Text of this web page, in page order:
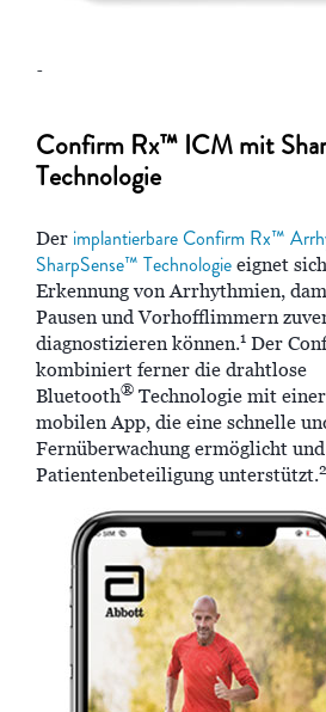
-
Confirm Rx™ ICM mit
Technologie
Der implantierbare Confirm Rx™
SharpSense™ Technologie eignet
Erkennung von Arrhythmien,
Pausen und Vorhofflimmern
diagnostizieren können.1 Der
kombiniert ferner die drahtlose
Bluetooth® Technologie mit
mobilen App, die eine schnelle
Fernüberwachung ermöglicht
Patientenbeteiligung unterstützt.2